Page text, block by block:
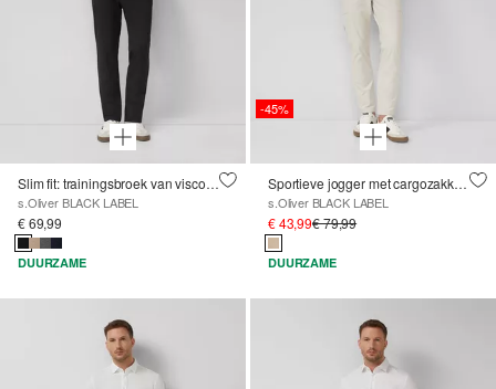
Slim fit: trainingsbroek van viscosemix
s.Oliver BLACK LABEL
€ 69,99
DUURZAME
-45%
Sportieve jogger met cargozakken van stretchjersey
s.Oliver BLACK LABEL
€ 43,99€ 79,99
DUURZAME